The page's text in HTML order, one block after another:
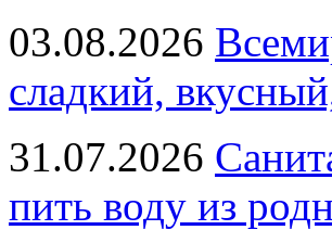
03.08.2026
сладкий,
31.07.2026
пить воду из